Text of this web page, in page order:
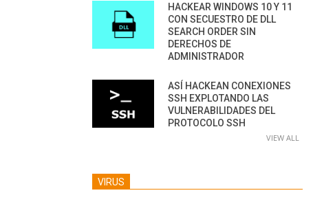
HACKEAR WINDOWS 10 Y 11
CON SECUESTRO DE DLL
SEARCH ORDER SIN
DERECHOS DE
ADMINISTRADOR
ASÍ HACKEAN CONEXIONES
SSH EXPLOTANDO LAS
VULNERABILIDADES DEL
PROTOCOLO SSH
VIEW ALL
VIRUS